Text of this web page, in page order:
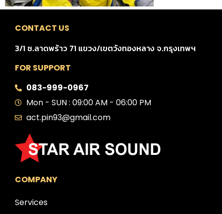
CONTACT US
3/1 ซ.ลาดพร้าว 71 แขวง/เขตวังทองหลาง จ.กรุงเทพฯ
FOR SUPPORT
083-999-0967
Mon - SUN : 09:00 AM - 06:00 PM
act.pin93@gmail.com
COMPANY
Services